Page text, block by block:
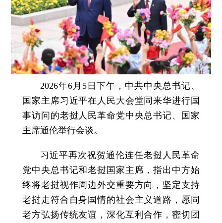
2026年6月5日下午，中共中央总书记、
国家主席习近平在人民大会堂同来华进行国
事访问的老挝人民革命党中央总书记、国家
主席通伦举行会谈。
习近平再次祝贺通伦连任老挝人民革命
党中央总书记和老挝国家主席，指出中方始
终将老挝视作周边外交重要方向，坚定支持
老挝走符合自身国情的社会主义道路，愿同
老方弘扬传统友谊，深化互利合作，密切团